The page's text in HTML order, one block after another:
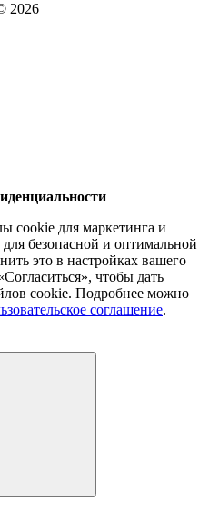
2026
cookie для маркетинга и
безопасной и оптимальной
это в настройках вашего
чтобы дать
cookie. Подробнее можно
соглашение.